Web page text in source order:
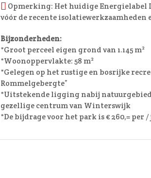
Opmerking: Het huidige Energielabel
vóór de recente isolatiewerkzaamheden
Bijzonderheden:
*Groot perceel eigen grond van 1.145 m²
*Woonoppervlakte: 58 m²
*Gelegen op het rustige en bosrijke
Rommelgebergte”
*Uitstekende ligging nabij
gezellige centrum van Winterswijk
*De bijdrage voor het park is € 260,= per /